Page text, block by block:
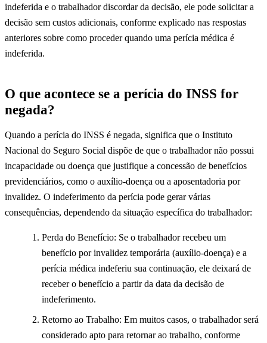
indeferida e o trabalhador discordar da decisão, ele pode solicitar a
decisão sem custos adicionais, conforme explicado nas respostas
anteriores sobre como proceder quando uma perícia médica é
indeferida.
O que acontece se a perícia do INSS for
negada?
Quando a perícia do INSS é negada, significa que o Instituto
Nacional do Seguro Social dispõe de que o trabalhador não possui
incapacidade ou doença que justifique a concessão de benefícios
previdenciários, como o auxílio-doença ou a aposentadoria por
invalidez. O indeferimento da perícia pode gerar várias
consequências, dependendo da situação específica do trabalhador:
Perda do Benefício: Se o trabalhador recebeu um
benefício por invalidez temporária (auxílio-doença) e a
perícia médica indeferiu sua continuação, ele deixará de
receber o benefício a partir da data da decisão de
indeferimento.
Retorno ao Trabalho: Em muitos casos, o trabalhador será
considerado apto para retornar ao trabalho, conforme